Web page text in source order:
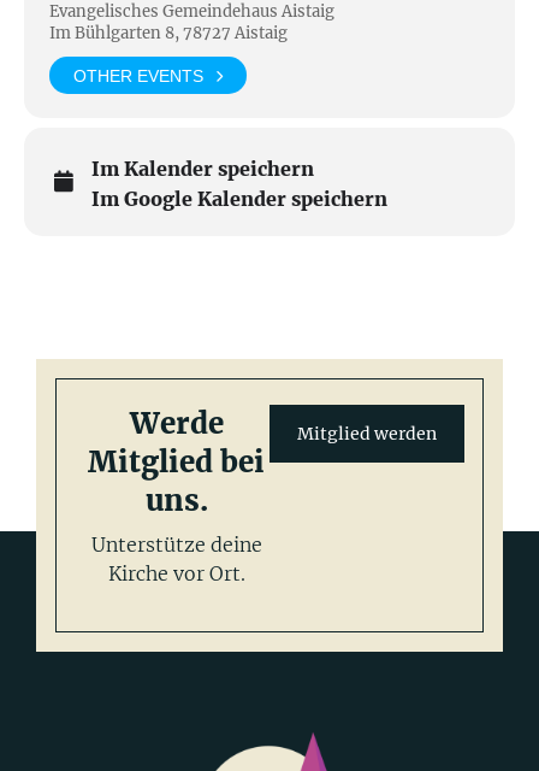
Evangelisches Gemeindehaus Aistaig
Im Bühlgarten 8, 78727 Aistaig
OTHER EVENTS
Im Kalender speichern
Im Google Kalender speichern
Werde
Mitglied bei
uns.
Unterstütze deine
Kirche vor Ort.
Mitglied werden